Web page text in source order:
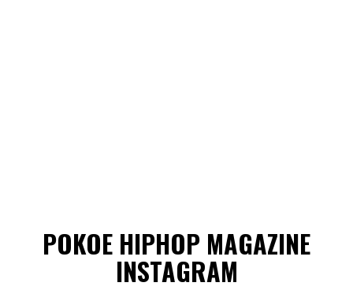
POKOE HIPHOP MAGAZINE
INSTAGRAM